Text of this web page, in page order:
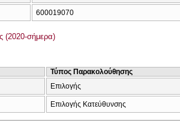
600019070
(2020-σήμερα)
Τύπος Παρακολούθησης
Επιλογής
Επιλογής Κατεύθυνσης